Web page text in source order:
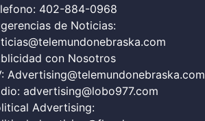
402-884-0968
de Noticias:
con Nosotros
Advertising@telemundonebraska.com
advertising@lobo977.com
Advertising: